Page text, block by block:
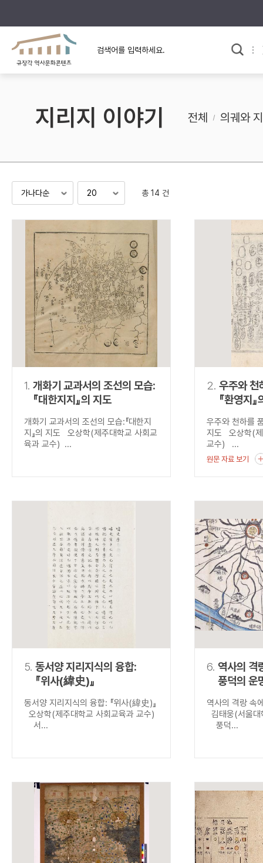
규장각의 어제와 오늘
규장각 소개영상
사료와 문학으로 본
고대
고려
조선 후기
검색 연산자 사용안내
연산자
AND 정조 AND 정약용
“정조”와 “정약
OR 정조 OR 정약용 “정조” 또는 “
NOT 정조 NOT 정약용
“정조”가 나온
료를 검색
동시에 여러 개의 연산자를 사용할 수 있습니다.
지리지 이야기 전체 의궤와
총 14 건
1. 개화기 교과서의 조선의 모습:
『대한지지』의 지도
개화기 교과서의 조선의 모습:『대한지
지』의 지도 오상학(제주대학교 사회교
육과 교수) ...
2. 우주와 천
『환영지
우주와 천하를
지도 오상학(제
교수) ...
원문 자료 보기
5. 동서양 지리지식의 융합:
『위사(緯史)』
동서양 지리지식의 융합: 『위사(緯史)』
오상학(제주대학교 사회교육과 교수)
서...
6. 역사의 격
풍덕의 운
역사의 격랑 속
김태웅(서울
풍덕...